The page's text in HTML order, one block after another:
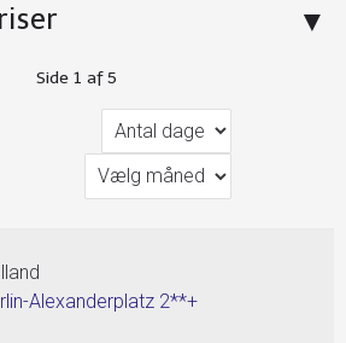
Side 1 af5
Alexanderplatz 2**+